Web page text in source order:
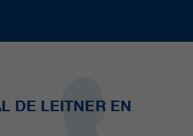
DE LEITNER EN